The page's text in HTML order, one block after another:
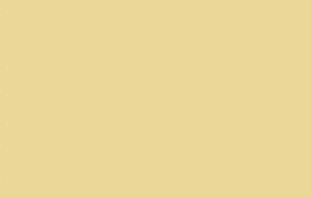
.
.
.
.
.
.
.